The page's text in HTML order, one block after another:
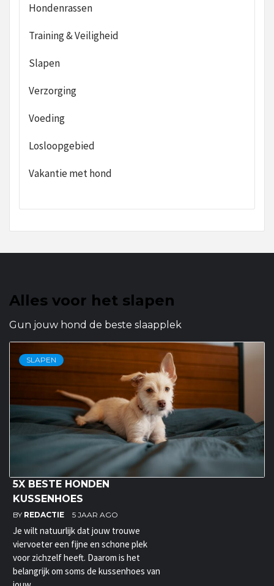
Hondenrassen
Training & Veiligheid
Slapen
Verzorging
Voeding
Losloopgebied
Vakantie met hond
Alles voor het slapen
Gun jouw hond de beste slaapplek
SLAPEN
5X BESTE HONDEN
KUSSENHOES
BY REDACTIE 5 JAAR AGO
Je wilt natuurlijk dat jouw trouwe
viervoeter een fijne en schone plek
voor zichzelf heeft. Daarom is het
belangrijk om soms de kussenhoes van